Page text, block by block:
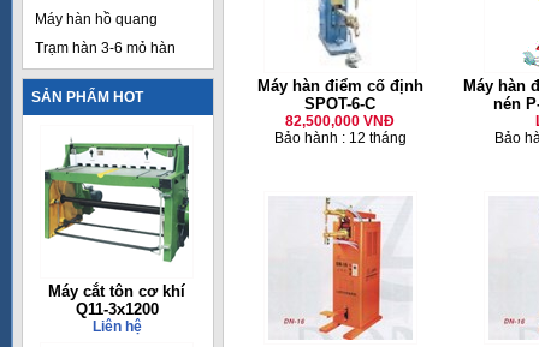
Máy hàn hồ quang
Trạm hàn 3-6 mỏ hàn
SẢN PHẨM HOT
Máy cắt tôn cơ khí
Q11-3x1200
Liên hệ
Máy hàn điểm cố định
SPOT-6-C
82,500,000 VNĐ
Bảo hành : 12 tháng
Máy hàn
nén
Bảo